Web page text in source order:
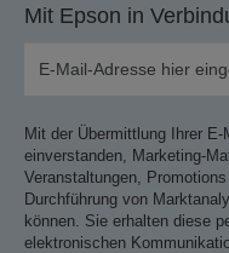
Mit Epson in
Mit der Übermittlung Ihrer
einverstanden, Marketing-
Veranstaltungen,
Durchführung von
können. Sie erhalten diese
elektronischen